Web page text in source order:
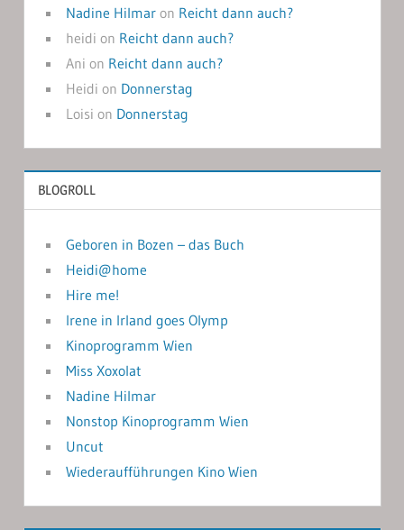
Nadine Hilmaron Reicht dann auch?
heidi on Reicht dann auch?
Ani on Reicht dann auch?
Heidi on Donnerstag
Loisi on Donnerstag
BLOGROLL
Geboren in Bozen – das Buch
Heidi@home
Hire me!
Irene in Irland goes Olymp
Kinoprogramm Wien
Miss Xoxolat
Nadine Hilmar
Nonstop Kinoprogramm Wien
Uncut
Wiederaufführungen Kino Wien